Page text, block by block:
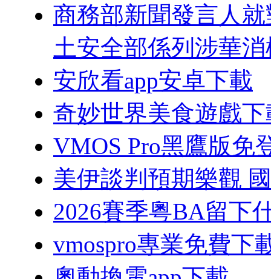
商務部新聞發言人
土安全部係列涉華
安欣看app安卓下載
奇妙世界美食遊戲下
VMOS Pro黑鷹版免
美伊談判預期樂觀
2026賽季粵BA留下
vmospro專業免費下